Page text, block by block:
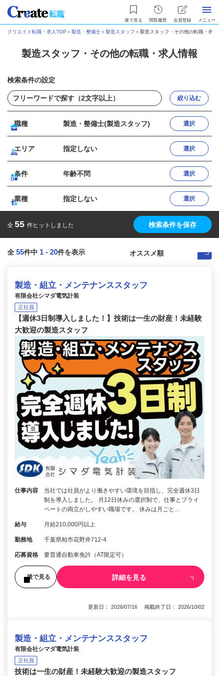
後で見る 閲覧履歴 会員登録 メニュー
クリエイト転職・求人TOP ＞製造・整備士＞製造スタッフ ＞製造スタッフ・その他の転職・求人
製造スタッフ・その他の転職・求人情報
検索条件の設定
絞り込む
職種 製造・整備士(製造スタッフ) 選択
エリア 指定しない 選択
条件 年齢不問 選択
業種 指定しない 選択
全 55 件ヒットしました 検索条件を保存
全 55件中 1 - 20件を表示
製造・組立・メンテナンススタッフ
有限会社シマダ電気計装
正社員
【週休3日制導入しました！】技術は一生の財産！未経験
大歓迎の製造スタッフ
仕事内容
当社では社員がより働きやすい環境を目指し、完全週休3日
制を導入しました。 月12日休みの選択制で、仕事とプライ
ベートの両立がしやすい職場です。 休みは月ごと…
給与 月給210,000円以上
勤務地 千葉県柏市花野井712-4
応募資格 要普通自動車免許（AT限定可）
後で見る 詳細を見る
更新日： 2026/07/16 掲載終了日： 2026/10/02
製造・組立・メンテナンススタッフ
有限会社シマダ電気計装
正社員
技術は一生の財産！未経験大歓迎の製造スタッフ